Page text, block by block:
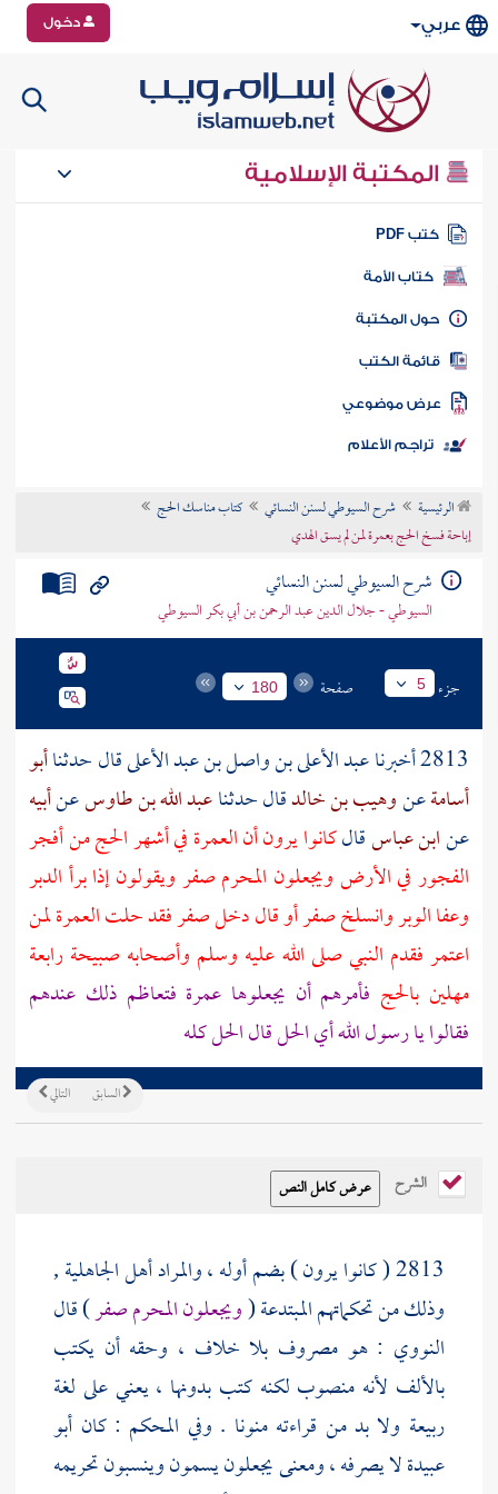
عربي دخول
المكتبة الإسلامية
كتب PDF
كتاب الأمة
المكتبة
الكتب
موضوعي
تراجم الأعلام
الرئيسية شرح السيوطي لسنن النسائي
كتاب مناسك الحج
إباحة فسخ الحج بعمرة لمن لم يسق الهدي
شرح السيوطي لسنن النسائي
السيوطي - جلال الدين عبد الرحمن بن أبي بكر السيوطي
جزء 5 صفحة 180
2813 أخبرنا عبد الأعلى بن واصل بن عبد الأعلىقال حدثناأبو
أسامةعنوهيب بن خالدقال حدثناعبد الله بن طاوسعنأبيه
عنابن عباسقالكانوا يرون أن العمرة في أشهر الحج من أفجر
الفجور في الأرض ويجعلون المحرم صفر ويقولون إذا برأ الدبر
وعفا الوبر وانسلخ صفر أو قال دخل صفر فقد حلت العمرة لمن
اعتمر فقدم النبي صلى الله عليه وسلم وأصحابه صبيحة رابعة
مهلين بالحج فأمرهم أن يجعلوها عمرة فتعاظم ذلك عندهم
فقالوا يا رسول الله أي الحل قال الحل كله
التالي السابق
الشرح
2813 ( كانوا يرون ) بضم أوله ، والمراد أهل الجاهلية ,
وذلك من تحكماتهم المبتدعة (ويجعلون المحرم صفر) قال
النووي : هو مصروف بلا خلاف ، وحقه أن يكتب
بالألف لأنه منصوب لكنه كتب بدونها ، يعني على لغة
ربيعة ولا بد من قراءته منونا . وفي المحكم : كان أبو
عبيدةلا يصرفه ، ومعنى يجعلون يسمون وينسبون تحريمه